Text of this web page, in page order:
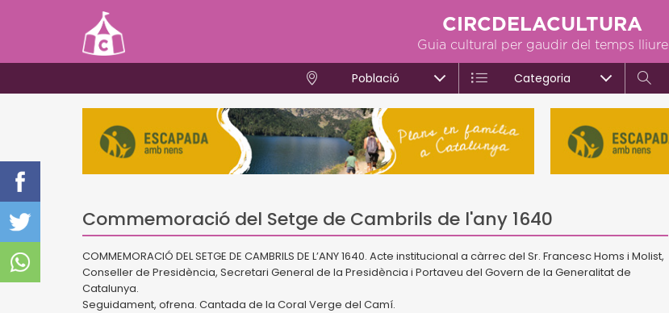
CIRCDELACULTURA
Guia cultural per gaudir del temps lliure
Població Categoria
Commemoració del Setge de Cambrils de l'any 1640
COMMEMORACIÓ DEL SETGE DE CAMBRILS DE L’ANY 1640. Acte institucional a càrrec del Sr. Francesc Homs i Molist,
Conseller de Presidència, Secretari General de la Presidència i Portaveu del Govern de la Generalitat de
Catalunya.
Seguidament, ofrena. Cantada de la Coral Verge del Camí.